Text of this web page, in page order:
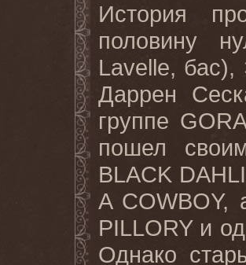
История
половину
Lavelle, бас),
Даррен
группе
пошел
BLACK
A COWBOY,
PILLORY и
Однако